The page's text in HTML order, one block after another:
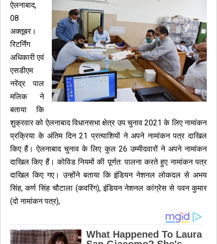
ऐलनाबाद,
08
अक्तूबर।
रिटर्निंग
अधिकारी एवं
एसडीएम
नरेंद्र पाल
मलिक ने
बताया कि
शुक्रवार को ऐलनाबाद विधानसभा क्षेत्र उप चुनाव 2021 के लिए नामांकन
प्रक्रिया के अंतिम दिन 21 प्रत्याशियों ने अपने नामांकन पत्र दाखिल
किए हैं। ऐलनाबाद चुनाव के लिए कुल 26 उम्मीदवारों ने अपने नामांकन
दाखिल किए हैं। कोविड नियमों की पूर्णत: पालना करते हुए नामांकन पत्र
दाखिल किए गए। उन्होंने बताया कि इंडियन नेशनल लोकदल से अभय
सिंह, कर्ण सिंह चौटाला (कवरिंग), इंडियन नेशनल कांग्रेस से पवन कुमार
(दो नामांकन पत्र),